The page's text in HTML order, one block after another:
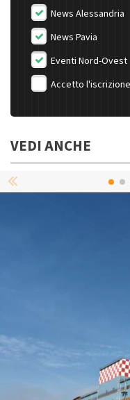
News Alessandria
News Pavia
Eventi Nord-Ovest
Accetto
VEDI ANCHE